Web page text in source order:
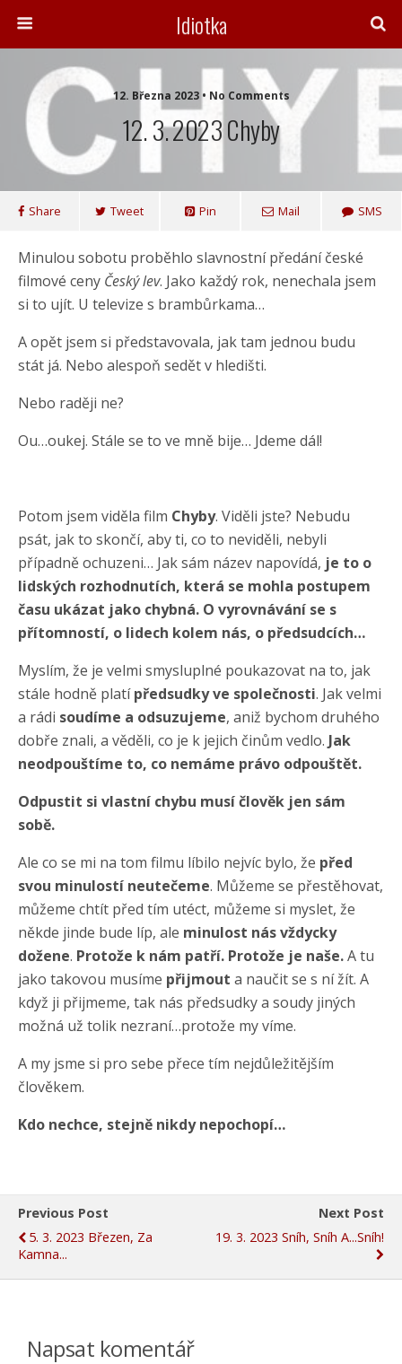
Idiotka
12. Března 2023 • No Comments
12. 3. 2023 Chyby
Share Tweet Pin Mail SMS
Minulou sobotu proběhlo slavnostní předání české
filmové ceny Český lev. Jako každý rok, nenechala jsem
si to ujít. U televize s brambůrkama…
A opět jsem si představovala, jak tam jednou budu
stát já. Nebo alespoň sedět v hledišti.
Nebo raději ne?
Ou…oukej. Stále se to ve mně bije… Jdeme dál!
Potom jsem viděla film Chyby. Viděli jste? Nebudu
psát, jak to skončí, aby ti, co to neviděli, nebyli
případně ochuzeni… Jak sám název napovídá, je to o
lidských rozhodnutích, která se mohla postupem
času ukázat jako chybná. O vyrovnávání se s
přítomností, o lidech kolem nás, o předsudcích…
Myslím, že je velmi smysluplné poukazovat na to, jak
stále hodně platípředsudky ve společnosti. Jak velmi
a rádi soudíme a odsuzujeme, aniž bychom druhého
dobře znali, a věděli, co je k jejich činům vedlo. Jak
neodpouštíme to, co nemáme právo odpouštět.
Odpustit si vlastní chybu musí člověk jen sám
sobě.
Ale co se mi na tom filmu líbilo nejvíc bylo, že před
svou minulostí neutečeme. Můžeme se přestěhovat,
můžeme chtít před tím utéct, můžeme si myslet, že
někde jinde bude líp, ale minulost nás vždycky
dožene. Protože k nám patří. Protože je naše.A tu
jako takovou musíme přijmout a naučit se s ní žít. A
když ji přijmeme, tak nás předsudky a soudy jiných
možná už tolik nezraní…protože my víme.
A my jsme si pro sebe přece tím nejdůležitějším
člověkem.
Kdo nechce, stejně nikdy nepochopí…
Previous Post
5. 3. 2023 Březen, Za
Kamna...
Next Post
19. 3. 2023 Sníh, Sníh A...sníh!
Napsat komentář